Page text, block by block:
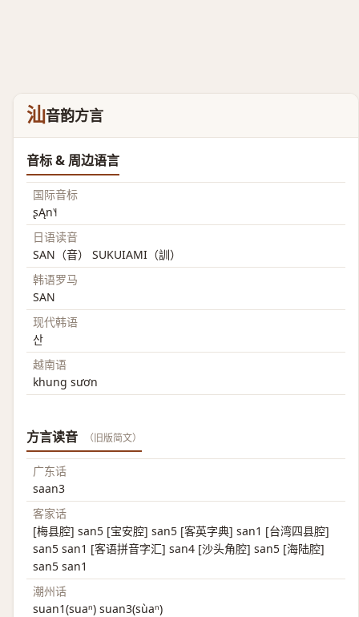
汕音韵方言
音标 & 周边语言
国际音标
ʂĄn˥˧
日语读音
SAN（音） SUKUIAMI（訓）
韩语罗马
SAN
现代韩语
산
越南语
khung sươn
方言读音 （旧版简文）
广东话
saan3
客家话
[梅县腔] san5 [宝安腔] san5 [客英字典] san1 [台湾四县腔]
san5 san1 [客语拼音字汇] san4 [沙头角腔] san5 [海陆腔]
san5 san1
潮州话
suan1(suaⁿ) suan3(sùaⁿ)